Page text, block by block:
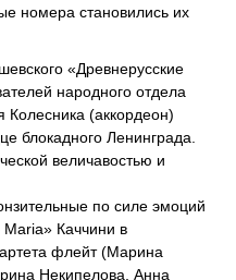
номера становились их
«Древнерусские
народного отдела
(аккордеон)
блокадного Ленинграда.
величавостью и
по силе эмоций
Каччини в
флейт (Марина
Некипелова, Анна